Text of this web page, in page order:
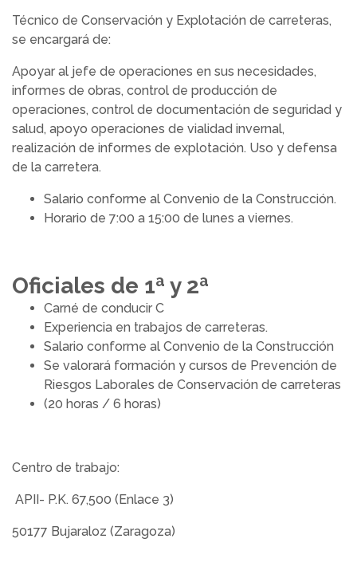
Técnico de Conservación y Explotación de carreteras,
se encargará de:
Apoyar al jefe de operaciones en sus necesidades,
informes de obras, control de producción de
operaciones, control de documentación de seguridad y
salud, apoyo operaciones de vialidad invernal,
realización de informes de explotación. Uso y defensa
de la carretera.
Salario conforme al Convenio de la Construcción.
Horario de 7:00 a 15:00 de lunes a viernes.
Oficiales de 1ª y 2ª
Carné de conducir C
Experiencia en trabajos de carreteras.
Salario conforme al Convenio de la Construcción
Se valorará formación y cursos de Prevención de
Riesgos Laborales de Conservación de carreteras
(20 horas / 6 horas)
Centro de trabajo:
APII- P.K. 67,500 (Enlace 3)
50177 Bujaraloz (Zaragoza)